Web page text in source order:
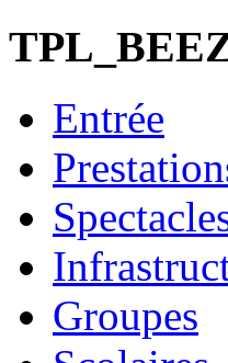
Entrée
Groupes